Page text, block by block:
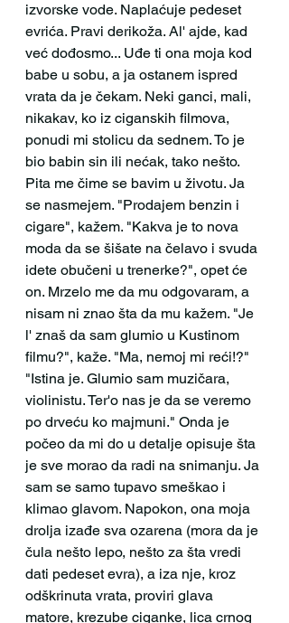
izvorske vode. Naplaćuje pedeset
evrića. Pravi derikoža. Al' ajde, kad
već dođosmo... Uđe ti ona moja kod
babe u sobu, a ja ostanem ispred
vrata da je čekam. Neki ganci, mali,
nikakav, ko iz ciganskih filmova,
ponudi mi stolicu da sednem. To je
bio babin sin ili nećak, tako nešto.
Pita me čime se bavim u životu. Ja
se nasmejem. "Prodajem benzin i
cigare", kažem. "Kakva je to nova
moda da se šišate na čelavo i svuda
idete obučeni u trenerke?", opet će
on. Mrzelo me da mu odgovaram, a
nisam ni znao šta da mu kažem. "Je
l' znaš da sam glumio u Kustinom
filmu?", kaže. "Ma, nemoj mi reći!?"
"Istina je. Glumio sam muzičara,
violinistu. Ter'o nas je da se veremo
po drveću ko majmuni." Onda je
počeo da mi do u detalje opisuje šta
je sve morao da radi na snimanju. Ja
sam se samo tupavo smeškao i
klimao glavom. Napokon, ona moja
drolja izađe sva ozarena (mora da je
čula nešto lepo, nešto za šta vredi
dati pedeset evra), a iza nje, kroz
odškrinuta vrata, proviri glava
matore, krezube ciganke, lica crnog